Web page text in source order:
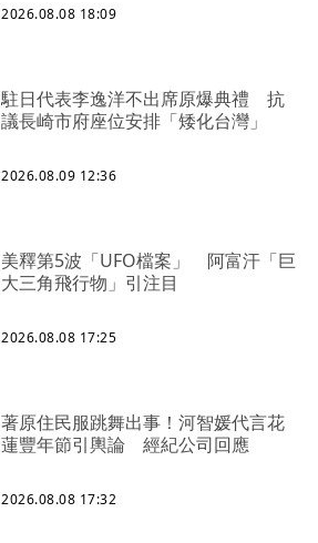
2026.08.08 18:09
駐日代表李逸洋不出席原爆典禮 抗
議長崎市府座位安排「矮化台灣」
2026.08.09 12:36
美釋第5波「UFO檔案」 阿富汗「巨
大三角飛行物」引注目
2026.08.08 17:25
著原住民服跳舞出事！河智媛代言花
蓮豐年節引輿論 經紀公司回應
2026.08.08 17:32